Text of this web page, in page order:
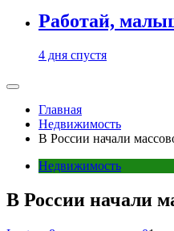
Работай,
4 дня спустя
Главная
Недвижимость
В России начали
Недвижимость
В России начали